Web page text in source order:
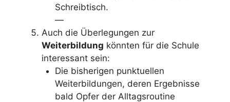
Schreibtisch.
—
Auch die Überlegungen zur
Weiterbildung könnten für die Schule
interessant sein:
Die bisherigen punktuellen
Weiterbildungen, deren Ergebnisse
bald Opfer der Alltagsroutine